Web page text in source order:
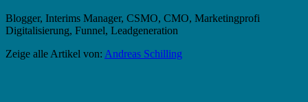
Blogger, Interims Manager, CSMO, CMO, Marketingprofi
Digitalisierung, Funnel, Leadgeneration
Zeige alle Artikel von: Andreas Schilling